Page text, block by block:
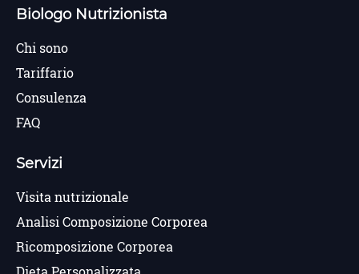
Biologo Nutrizionista
Chi sono
Tariffario
Consulenza
FAQ
Servizi
Visita nutrizionale
Analisi Composizione Corporea
Ricomposizione Corporea